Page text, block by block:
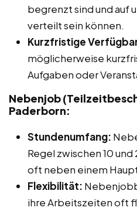
begrenzt sind und auf
verteilt sein können.
Kurzfristige
möglicherweise
Aufgaben oder
Nebenjob
Paderborn:
Stundenumfang:
Regel zwischen 10
oft neben einem
Flexibilität:
ihre Arbeitszeiten oft